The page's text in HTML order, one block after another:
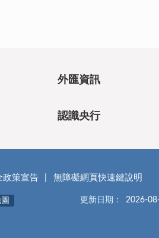
外匯資訊
認識央行
政策宣告 無障礙網頁快速鍵說明
更新日期： 2026-